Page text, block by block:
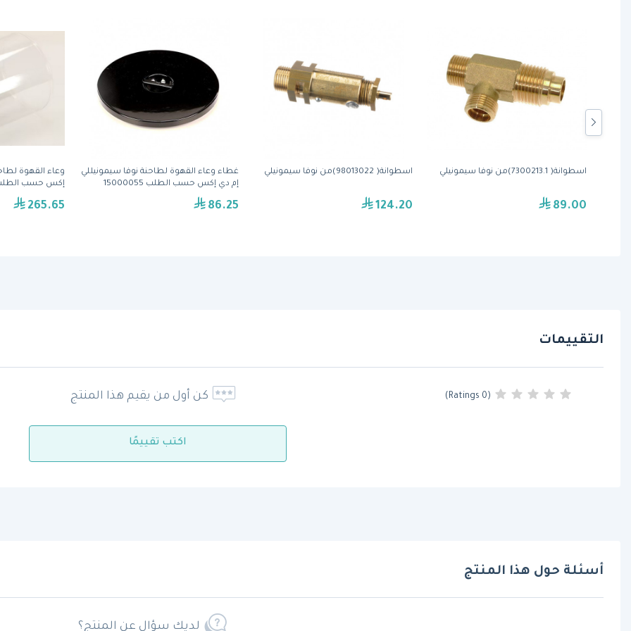
وعاء القهوة
إكس حسب الطلب
265.65
غطاء وعاء القهوة لطاحنة نوفا سيمونيللي
إم دي إكس حسب الطلب 15000055
86.25
اسطوانة( 98013022)من نوفا سيمونيلي
124.20
اسطوانة( 7300213.1)من نوفا سيمونيلي
89.00
التقييمات
(0 Ratings) كن أول من يقيم هذا المنتج
اكتب تقييمًا
أسئلة حول هذا المنتج
لديك سؤال عن المنتج؟